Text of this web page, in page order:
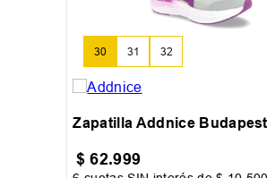
30 31 32
Zapatilla Addnice Budapest
$ 62.999